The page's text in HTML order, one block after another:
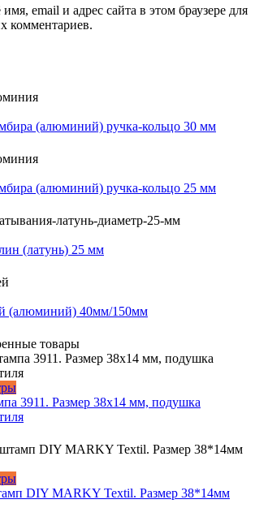
email и адрес сайта в этом браузере для
комментариев.
(алюминий) ручка-кольцо 30 мм
(алюминий) ручка-кольцо 25 мм
(латунь) 25 мм
(алюминий) 40мм/150мм
товары
Этот
товар
имеет
вариаций.
можно
выбрать
на
3911. Размер 38х14 мм, подушка
Этот
товар
DIY MARKY Textil. Размер 38*14мм